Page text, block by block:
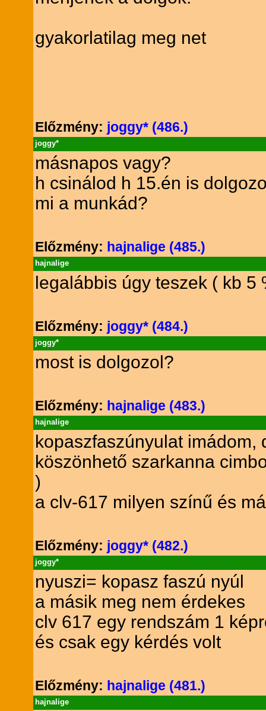
gyakorlatilag meg net
Előzmény: joggy* (486.)
joggy*
másnapos vagy?
h csinálod h 15.én is
mi a munkád?
Előzmény: hajnalige (485.)
hajnalige
legalábbis úgy teszek ( kb 5
Előzmény: joggy* (484.)
joggy*
most is dolgozol?
Előzmény: hajnalige (483.)
hajnalige
kopaszfaszúnyulat imádom,
köszönhető szarkanna
)
a clv-617 milyen színű és
Előzmény: joggy* (482.)
joggy*
nyuszi= kopasz faszú nyúl
a másik meg nem érdekes
clv 617 egy rendszám 1
és csak egy kérdés volt
Előzmény: hajnalige (481.)
hajnalige